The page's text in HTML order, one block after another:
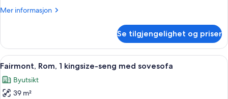
sovesofa
Mer informasjon
Mer
1
kingsize-
seng
sovesofa
(One
Se tilgjengelighet og priser
Åpne
alle
bildene
av
Italienske Frette-laken, sengetøy av
4
Fairmont, Rom, 1 kingsize-seng med sovesofa
Byutsikt
39 m²